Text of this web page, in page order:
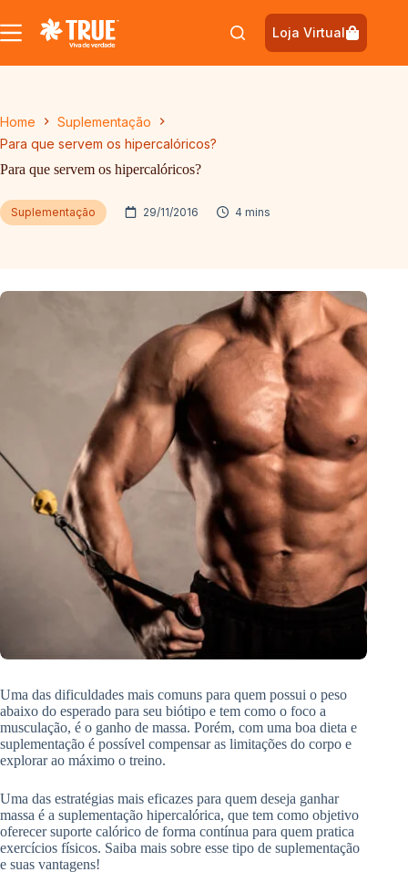
para
o
Loja Virtual
Home
Suplementação
Para que servem os hipercalóricos?
Para que servem os hipercalóricos?
Suplementação 29/11/2016 4 mins
Uma das dificuldades mais comuns para quem possui o peso
abaixo do esperado para seu biótipo e tem como o foco a
musculação, é o ganho de massa. Porém, com uma boa dieta e
suplementação é possível compensar as limitações do corpo e
explorar ao máximo o treino.
Uma das estratégias mais eficazes para quem deseja ganhar
massa é a suplementação hipercalórica, que tem como objetivo
oferecer suporte calórico de forma contínua para quem pratica
exercícios físicos. Saiba mais sobre esse tipo de suplementação
e suas vantagens!